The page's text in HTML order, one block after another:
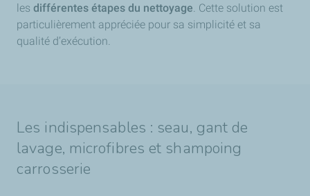
les différentes étapes du nettoyage. Cette solution est
particulièrement appréciée pour sa simplicité et sa
qualité d’exécution.
Les indispensables : seau, gant de
lavage, microfibres et shampoing
carrosserie